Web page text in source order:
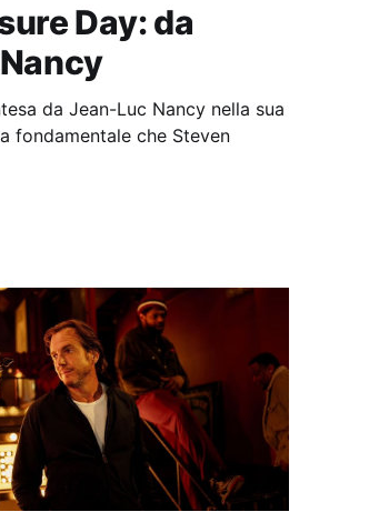
Day: da
da Jean-Luc Nancy nella sua
fondamentale che Steven